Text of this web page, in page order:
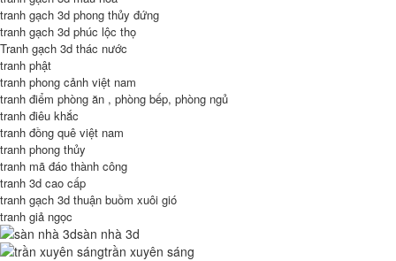
tranh gạch 3d phong thủy đứng
tranh gạch 3d phúc lộc thọ
Tranh gạch 3d thác nước
tranh phật
tranh phong cảnh việt nam
tranh điểm phòng ăn , phòng bếp, phòng ngủ
tranh điêu khắc
tranh đồng quê việt nam
tranh phong thủy
tranh mã đáo thành công
tranh 3d cao cấp
tranh gạch 3d thuận buồm xuôi gió
tranh giả ngọc
sàn nhà 3d
trần xuyên sáng